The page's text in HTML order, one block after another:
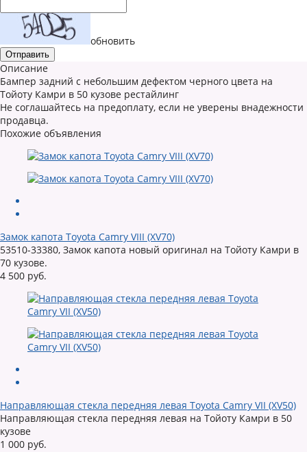
обновить
Описание
Бампер задний с небольшим дефектом черного цвета на
Тойоту Камри в 50 кузове рестайлинг
Не соглашайтесь на предоплату, если не уверены внадежности
продавца.
Похожие объявления
Замок капота Toyota Camry VIII (XV70)
53510-33380, Замок капота новый оригинал на Тойоту Камри в
70 кузове.
4 500 руб.
Направляющая стекла передняя левая Toyota Camry VII (XV50)
Направляющая стекла передняя левая на Тойоту Камри в 50
кузове
1 000 руб.